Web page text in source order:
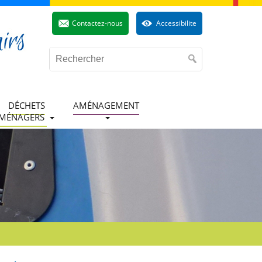
Contactez-nous Accessibilite
DÉCHETS
AMÉNAGEMENT